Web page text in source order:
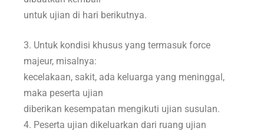
untuk ujian di hari berikutnya.
3. Untuk kondisi khusus yang termasuk force
majeur, misalnya:
kecelakaan, sakit, ada keluarga yang meninggal,
maka peserta ujian
diberikan kesempatan mengikuti ujian susulan.
4. Peserta ujian dikeluarkan dari ruang ujian